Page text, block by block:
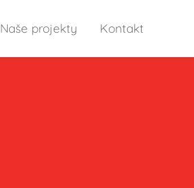
Naše projekty Kontakt